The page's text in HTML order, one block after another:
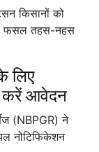
किसानों को
फसल तहस-नहस
लिए
करें आवेदन
(NBPGR) ने
नोटिफिकेशन